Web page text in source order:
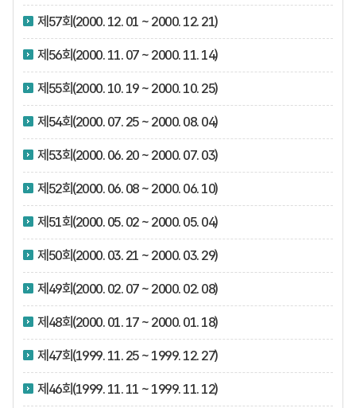
제57회(2000. 12. 01 ~ 2000. 12. 21)
제56회(2000. 11. 07 ~ 2000. 11. 14)
제55회(2000. 10. 19 ~ 2000. 10. 25)
제54회(2000. 07. 25 ~ 2000. 08. 04)
제53회(2000. 06. 20 ~ 2000. 07. 03)
제52회(2000. 06. 08 ~ 2000. 06. 10)
제51회(2000. 05. 02 ~ 2000. 05. 04)
제50회(2000. 03. 21 ~ 2000. 03. 29)
제49회(2000. 02. 07 ~ 2000. 02. 08)
제48회(2000. 01. 17 ~ 2000. 01. 18)
제47회(1999. 11. 25 ~ 1999. 12. 27)
제46회(1999. 11. 11 ~ 1999. 11. 12)